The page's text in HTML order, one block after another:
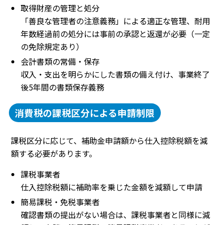
取得財産の管理と処分
「善良な管理者の注意義務」による適正な管理、耐用
年数経過前の処分には事前の承認と返還が必要（一定
の免除規定あり）
会計書類の常備・保存
収入・支出を明らかにした書類の備え付け、事業終了
後5年間の書類保存義務
消費税の課税区分による申請制限
課税区分に応じて、補助金申請額から仕入控除税額を減
額する必要があります。
課税事業者
仕入控除税額に補助率を乗じた金額を減額して申請
簡易課税・免税事業者
確認書類の提出がない場合は、課税事業者と同様に減